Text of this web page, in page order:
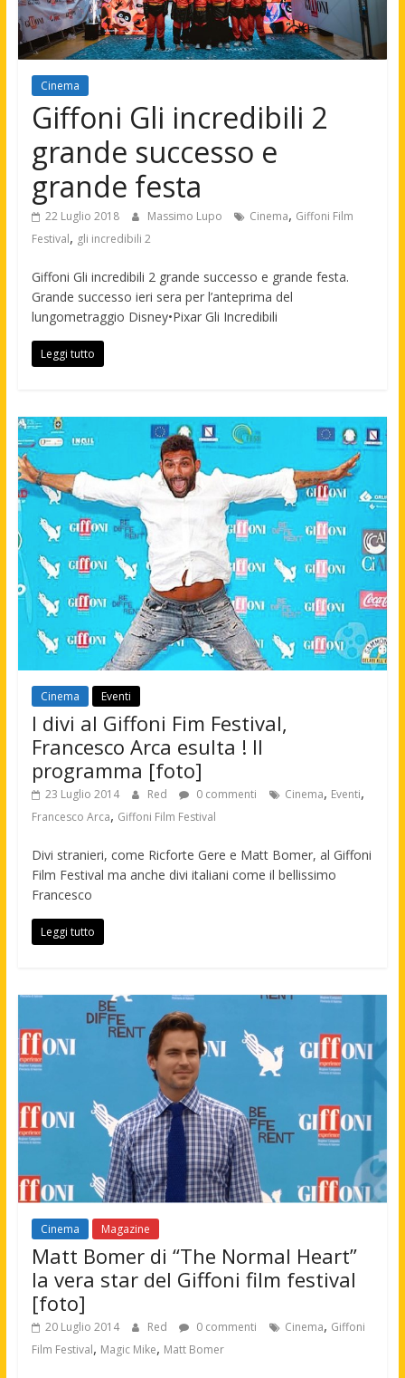
Cinema
Giffoni Gli incredibili 2
grande successo e
grande festa
22 Luglio 2018 Massimo Lupo Cinema, Giffoni Film
Festival, gli incredibili 2
Giffoni Gli incredibili 2 grande successo e grande festa.
Grande successo ieri sera per l’anteprima del
lungometraggio Disney•Pixar Gli Incredibili
Leggi tutto
Cinema Eventi
I divi al Giffoni Fim Festival,
Francesco Arca esulta ! Il
programma [foto]
23 Luglio 2014 Red 0 commenti Cinema, Eventi,
Francesco Arca, Giffoni Film Festival
Divi stranieri, come Ricforte Gere e Matt Bomer, al Giffoni
Film Festival ma anche divi italiani come il bellissimo
Francesco
Leggi tutto
Cinema Magazine
Matt Bomer di “The Normal Heart”
la vera star del Giffoni film festival
[foto]
20 Luglio 2014 Red 0 commenti Cinema, Giffoni
Film Festival, Magic Mike, Matt Bomer